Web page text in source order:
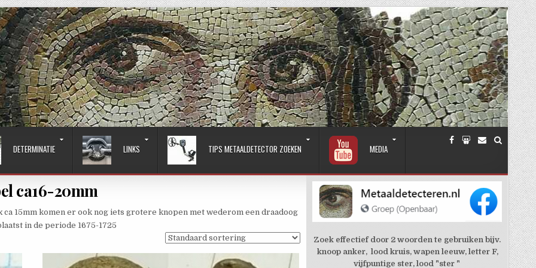
DETERMINATIE LINKS TIPS METAALDETECTOR ZOEKEN MEDIA
ca16-20mm
15mm komen er ook nog iets grotere knopen met wederom een draadoog
in de periode 1675-1725
Zoek effectief door 2 woorden te gebruiken bijv.
knoop anker, lood kruis, wapen leeuw, letter F,
vijfpuntige ster, lood "ster "